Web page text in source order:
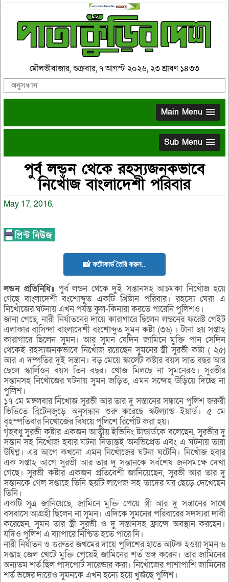
মৌলভীবাজার, শুক্রবার, ৭ আগস্ট ২০২৬, ২৩ শ্রাবণ ১৪৩৩
Main Menu
Sub Menu
পুর্ব লন্ডন থেকে রহস্যজনকভাবে
নিখোঁজ বাংলাদেশী পরিবার
May 17, 2016,
📸 ফটোকার্ড তৈরি করুন..
লন্ডন প্রতিনিধি॥ পুর্ব লন্ডন থেকে দুই সন্তানসহ আচমকা নিখোঁজ হয়ে
গেছে বাংলাদেশী বংশোব্দুত একটি খ্রিষ্টান পরিবার। রহস্যে ঘেরা এ
নিখোঁজের ঘটনায় এখন পর্যন্ত কুল-কিনারা করতে পারেনি পুলিশও।
জানা গেছে, নারী নির্যাতনের দায়ে কারাগারে ছিলেন লন্ডনের ফরেষ্ট গেইট
এলাকার বাসিন্দা বাংলাদেশী বংশোব্দুত সুমন কষ্টা (৩৬) । টানা ছয় সপ্তাহ
কারাগারে ছিলেন সুমন। আর সুমন যেদিন জামিনে মুক্তি পান সেদিন
থেকেই রহস্যজনকভাবে নিখোঁজ রয়েছেন সুমনের স্ত্রী সুরভী কষ্টা ( ২৫)
আর এ দম্পতির দুই সন্তান। বড় মেয়ে স্কার্লেট কষ্টার বয়স সাত বছর আর
ছেলে স্কার্লিওন বয়স তিন বছর। খোজ মিলছে না সুমনেরও। সুরভীর
সন্তানসহ নিখোঁজের ঘটনায় সুমন জড়িত, এমন সন্দেহ উড়িয়ে দিচ্ছে না
পুলিশ।
১৭ মে মঙ্গলবার নিঁেখাজ সুরভী আর তার দু সন্তানের সন্ধানে পুলিশ জরুরী
ভিত্তিতে ব্রিটেনজুড়ে অনুসন্ধান শুরু করেছে স্কটল্যান্ড ইয়ার্ড। ৫ মে
বৃহস্পতিবার নিখোজেঁর বিষয়ে পুলিশে রির্পোট করা হয়।
গৃহবধু সুরভী কষ্টার একজন আত্বীয় ইভিনিং ষ্টান্ডার্ডকে বলেছেন, সুরভীর দু
সন্তান সহ নিখোঁজ হবার ঘটনা নিতান্তই অনভিপ্রেত এবং এ ঘটনায় তারা
উদ্বিগ্ন। এর আগে কখনো এমন নিখোঁজের ঘটনা ঘটেনি। নিখোঁজ হবার
এক সপ্তাহ আগে সুরভী আর তার দু সন্তানকে সর্বশেষ জনসমক্ষে দেখা
গেছে। সুরভী কষ্টার একজন প্রতিবেশী জানিয়েছেন, সুরভী আর তার দু
সন্তানকে গেল সপ্তাহে তিনি ছয়টি লাগেজ সহ তাদের ঘর ছেড়ে দেখেছেন
তিনি।
একটি সুত্র জানিয়েছে, জামিনে মুক্তি পেয়ে স্ত্রী আর দু সন্তানের সাথে
বসবাসে আগ্রহী ছিলেন না সুমন। এদিকে সুমনের পরিবারের সদস্যরা দাবী
করেছেন, সুমন তার স্ত্রী সুরভী ও দু সন্তানসহ ফ্রান্সে অবস্থান করছেন।
যদিও পুলিশ এ ব্যাপারে নিশ্চিত হতে পারে নি।
নারী নির্যাতন ও গুরুতর জখমের দায়ে পুলিশের হাতে আটক হওয়া সুমন ৬
সপ্তাহ জেল খেটে মুক্তি পেয়েই জামিনের শর্ত ভঙ্গ করেন। তার জামিনের
অন্যতম শর্ত ছিল পাসপোর্ট সারেন্ডার করা। নিখোঁজের পাশাপাশি জামিনের
শর্ত ভঙ্গের দায়েও সুমনকে এখন হন্যে হয়ে খুজঁছে পুলিশ।